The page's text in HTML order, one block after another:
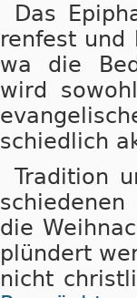
Das
renfest und
wa die Be
wird so
evange li
schied lich
Tradition
die
plün­dert
nicht